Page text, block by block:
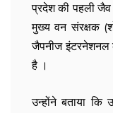
प्रदेश की पहली जैव
मुख्य वन संरक्षक
जैपनीज इंटरनेशनल
है ।
उन्होंने बताया कि